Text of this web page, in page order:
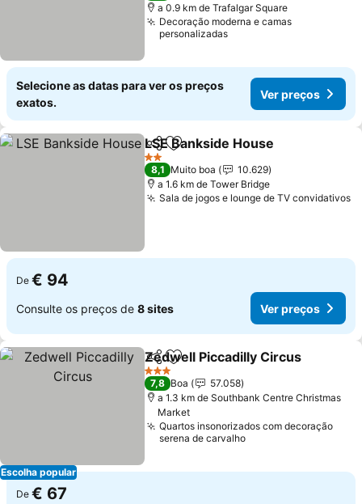
a 0.9 km de Trafalgar Square
Decoração moderna e camas
personalizadas
Selecione as datas para ver os preços
exatos.
Ver preços
PartilharAdicionar aos favoritos
LSE Bankside House
2 Estrelas
8,1 Muito boa
10.629
a 1.6 km de Tower Bridge
Sala de jogos e lounge de TV convidativos
De € 94
Consulte os preços de 8 sites Ver preços
Escolha popular
PartilharAdicionar aos favoritos
Zedwell Piccadilly Circus
3 Estrelas
7,8 Boa
57.058
a 1.3 km de Southbank Centre Christmas
Market
Quartos insonorizados com decoração
serena de carvalho
De € 67